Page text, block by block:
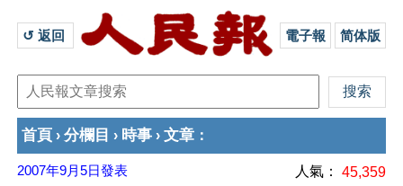
↺ 返回 電子報 简体版
首頁 › 分欄目 › 時事 › 文章 ：
2007年9月5日發表 人氣： 45,359